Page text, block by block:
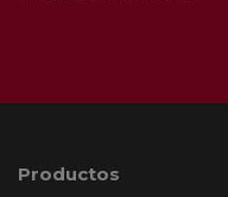
Productos